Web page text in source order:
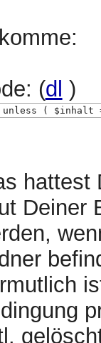
(dl )
unless ( $inhalt
hattest
Deiner